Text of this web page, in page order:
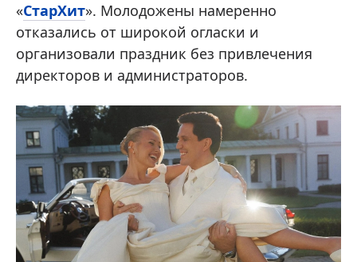
«СтарХит». Молодожены намеренно
отказались от широкой огласки и
организовали праздник без привлечения
директоров и администраторов.